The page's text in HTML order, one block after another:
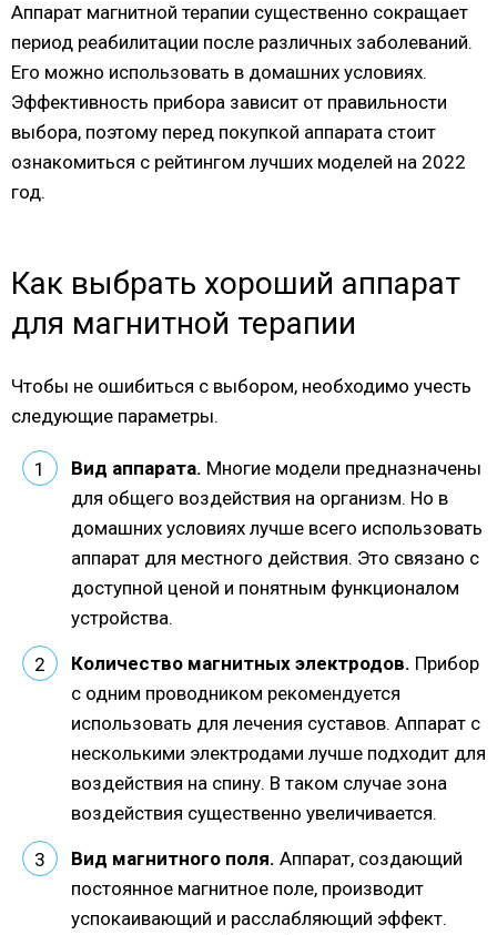
Аппарат магнитной терапии существенно сокращает
период реабилитации после различных заболеваний.
Его можно использовать в домашних условиях.
Эффективность прибора зависит от правильности
выбора, поэтому перед покупкой аппарата стоит
ознакомиться с рейтингом лучших моделей на 2022
год.
Как выбрать хороший аппарат
для магнитной терапии
Чтобы не ошибиться с выбором, необходимо учесть
следующие параметры.
Вид аппарата. Многие модели предназначены
для общего воздействия на организм. Но в
домашних условиях лучше всего использовать
аппарат для местного действия. Это связано с
доступной ценой и понятным функционалом
устройства.
Количество магнитных электродов. Прибор
с одним проводником рекомендуется
использовать для лечения суставов. Аппарат с
несколькими электродами лучше подходит для
воздействия на спину. В таком случае зона
воздействия существенно увеличивается.
Вид магнитного поля. Аппарат, создающий
постоянное магнитное поле, производит
успокаивающий и расслабляющий эффект.